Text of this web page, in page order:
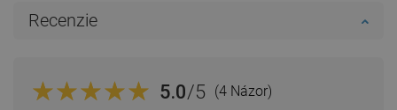
Recenzie
5.0/5 (4 Názor)